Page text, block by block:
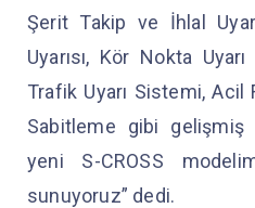
Şerit Takip ve İhlal
Uyarısı, Kör Nokta
Trafik Uyarı Sistemi, Acil
Sabitleme gibi gelişmiş
yeni S-CROSS
sunuyoruz” dedi.